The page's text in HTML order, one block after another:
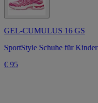
GEL-CUMULUS 16 GS
SportStyle Schuhe für Kinder
€ 95